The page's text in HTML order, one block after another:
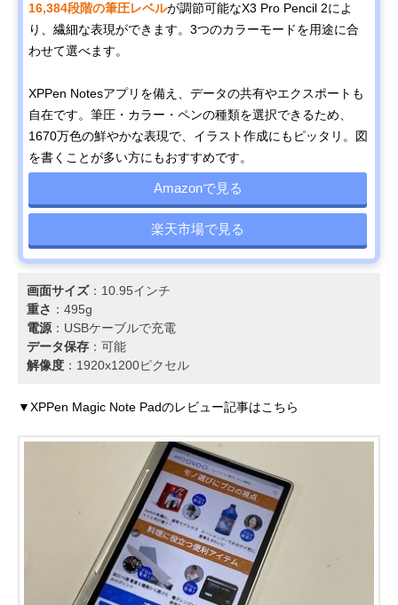
16,384段階の筆圧レベルが調節可能なX3 Pro Pencil 2によ
り、繊細な表現ができます。3つのカラーモードを用途に合
わせて選べます。
XPPen Notesアプリを備え、データの共有やエクスポートも
自在です。筆圧・カラー・ペンの種類を選択できるため、
1670万色の鮮やかな表現で、イラスト作成にもピッタリ。図
を書くことが多い方にもおすすめです。
Amazonで見る
楽天市場で見る
画面サイズ：10.95インチ
重さ ：495g
電源 ：USBケーブルで充電
データ保存 ：可能
解像度 ：1920x1200ピクセル
▼XPPen Magic Note Padのレビュー記事はこちら